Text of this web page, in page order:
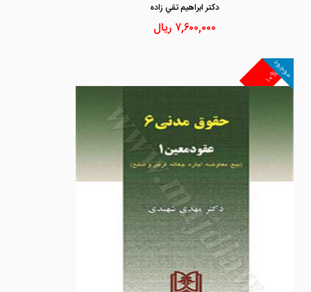
دكتر ابراهيم تقي زاده
۷,۶۰۰,۰۰۰ ریال
۱۰%
موجود